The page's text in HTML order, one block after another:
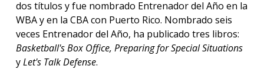
dos títulos y fue nombrado Entrenador del Año en la
WBA y en la CBA con Puerto Rico. Nombrado seis
veces Entrenador del Año, ha publicado tres libros:
Basketball's Box Office, Preparing for Special Situations
yLet's Talk Defense.